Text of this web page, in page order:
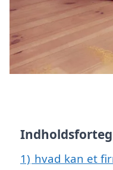
1) hvad kan et